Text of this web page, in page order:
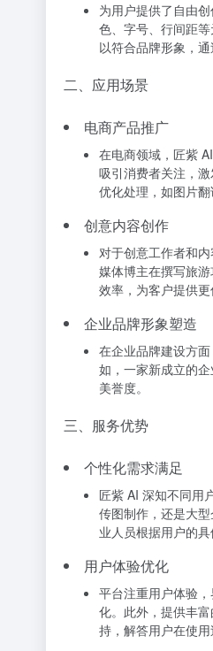
为用户提供了自由
色、字号、行间距
以符合品牌形象，
二、应用场景
电商产品推广
在电商领域，匠紫
吸引消费者关注，
优化处理，如图片
创意内容创作
对于创意工作者和
媒体博主在撰写旅
效率，为客户提供更
企业品牌形象塑造
在企业品牌建设方
如，一家新成立的
美誉度。
三、服务优势
个性化需求满足
匠紫 AI 深知不同用
传图制作，还是大
业人员根据用户的
用户体验优化
平台注重用户体验
化。此外，提供丰
持，解答用户在使